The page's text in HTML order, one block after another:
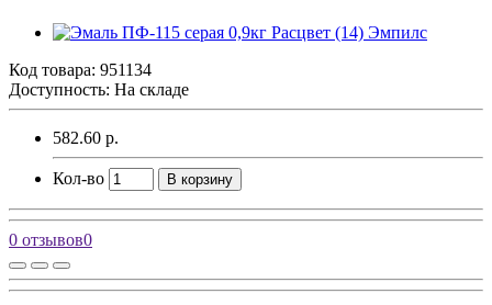
Код товара: 951134
Доступность: На складе
582.60 р.
Кол-во В корзину
0 отзывов0